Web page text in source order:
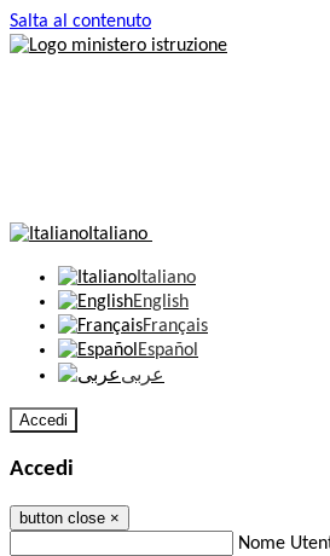
Salta al contenuto
Italiano
Italiano
English
Français
Español
عربى
Accedi
Accedi
button close ×
Nome